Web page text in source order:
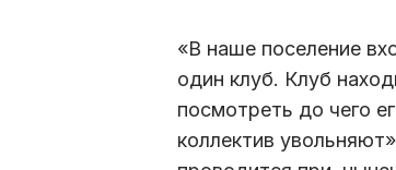
«В наше поселение
один клуб. Клуб
посмотреть до чего
коллектив